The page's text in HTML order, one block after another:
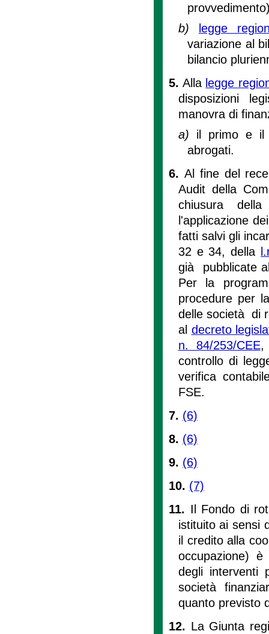
b)
legge
variazione al
bilancio
5.Alla legge
disposizioni
manovra di
a) il primo e il
abrogati.
6. Al fine del
Audit della
chiusura
l'applicazione
fatti salvi gli
32 e 34, della
già pubblicate
Per la
procedure per
delle società di
al decreto
n. 84/253/CEE,
controllo di
verifica
FSE.
7. (6)
8. (6)
9. (6)
10. (7)
11. Il Fondo di
istituito ai sensi
il credito alla
occupazione)
degli interventi
società
quanto previsto
12. La Giunta